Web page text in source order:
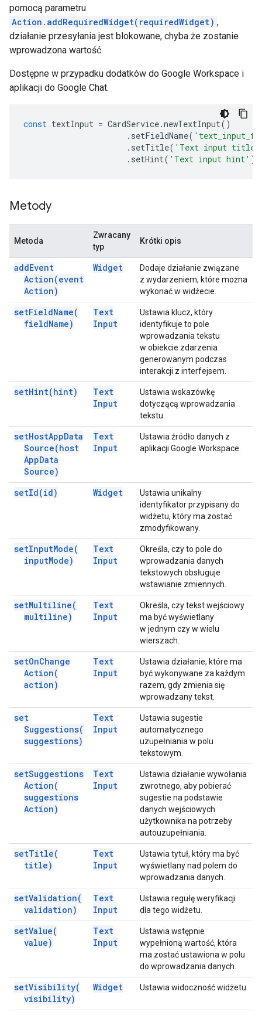
pomocą parametru
Action.addRequiredWidget(requiredWidget) ,
działanie przesyłania jest blokowane, chyba że zostanie
wprowadzona wartość.
Dostępne w przypadku dodatków do Google Workspace i
aplikacji do Google Chat.
const textInput = CardService.newTextInput()
. setFieldName(
. setTitle( 'Text input title'
. setHint( 'Text input hint' );
Metody
Metoda
Zwracany
typ
Krótki opis
addEvent
Action(event
Action)
Widget
Dodaje działanie związane
z wydarzeniem, które można
wykonać w widżecie.
setFieldName(
fieldName)
Text
Input
Ustawia klucz, który
identyfikuje to pole
wprowadzania tekstu
w obiekcie zdarzenia
generowanym podczas
interakcji z interfejsem.
setHint(hint)
Text
Input
Ustawia wskazówkę
dotyczącą wprowadzania
tekstu.
setHostAppData
Source(host
AppData
Source)
Text
Input
Ustawia źródło danych z
aplikacji Google Workspace.
setId(id) Widget
Ustawia unikalny
identyfikator przypisany do
widżetu, który ma zostać
zmodyfikowany.
setInputMode(
inputMode)
Text
Input
Określa, czy to pole do
wprowadzania danych
tekstowych obsługuje
wstawianie zmiennych.
setMultiline(
multiline)
Text
Input
Określa, czy tekst wejściowy
ma być wyświetlany
w jednym czy w wielu
wierszach.
setOnChange
Action(
action)
Text
Input
Ustawia działanie, które ma
być wykonywane za każdym
razem, gdy zmienia się
wprowadzany tekst.
set
Suggestions(
suggestions)
Text
Input
Ustawia sugestie
automatycznego
uzupełniania w polu
tekstowym.
setSuggestions
Action(
suggestions
Action)
Text
Input
Ustawia działanie wywołania
zwrotnego, aby pobierać
sugestie na podstawie
danych wejściowych
użytkownika na potrzeby
autouzupełniania.
setTitle(
title)
Text
Input
Ustawia tytuł, który ma być
wyświetlany nad polem do
wprowadzania danych.
setValidation(
validation)
Text
Input
Ustawia regułę weryfikacji
dla tego widżetu.
setValue(
value)
Text
Input
Ustawia wstępnie
wypełnioną wartość, która
ma zostać ustawiona w polu
do wprowadzania danych.
setVisibility(
visibility)
Widget Ustawia widoczność widżetu.